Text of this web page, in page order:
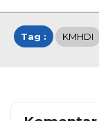
Tag : KMHDI